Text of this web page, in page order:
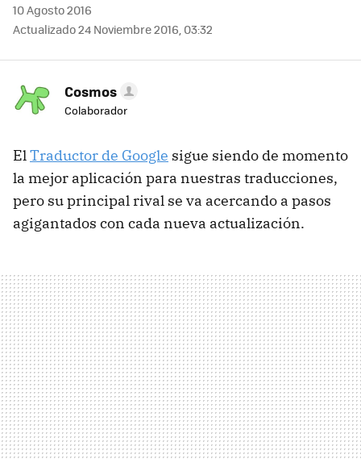
10 Agosto 2016
Actualizado 24 Noviembre 2016, 03:32
Cosmos
Colaborador
ElTraductor de Google sigue siendo de momento
la mejor aplicación para nuestras traducciones,
pero su principal rival se va acercando a pasos
agigantados con cada nueva actualización.